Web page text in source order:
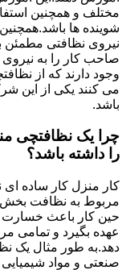
مختلف و همچنین
شوینده ها
نیروی نظافتی مطمئن
صاحب کار را به
وجود دارند که از
می کنند یکی از این
باشد.
چرا یک نظافتچی
را داشته باشد؟
کار منزل کار ساده
مربوط به نظافت بخش
حین کار باعث خسارت
عهده بگیرد و تمامی
دهد.به طور مثال یک
صنعتی و مواد شیمیایی